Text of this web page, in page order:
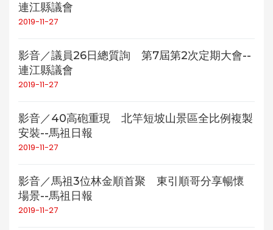
連江縣議會
2019-11-27
影音／議員26日總質詢 第7屆第2次定期大會--
連江縣議會
2019-11-27
影音／40高砲重現 北竿短坡山景區全比例複製
安裝--馬祖日報
2019-11-27
影音／馬祖3位林金順首聚 東引順哥分享暢懷
場景--馬祖日報
2019-11-27